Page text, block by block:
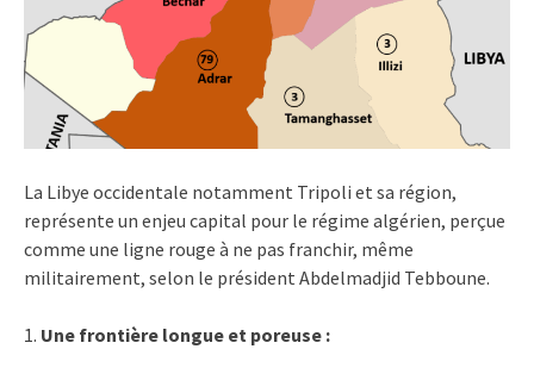
La Libye occidentale notamment Tripoli et sa région,
représente un enjeu capital pour le régime algérien, perçue
comme une ligne rouge à ne pas franchir, même
militairement, selon le président Abdelmadjid Tebboune.
1. Une frontière longue et poreuse :